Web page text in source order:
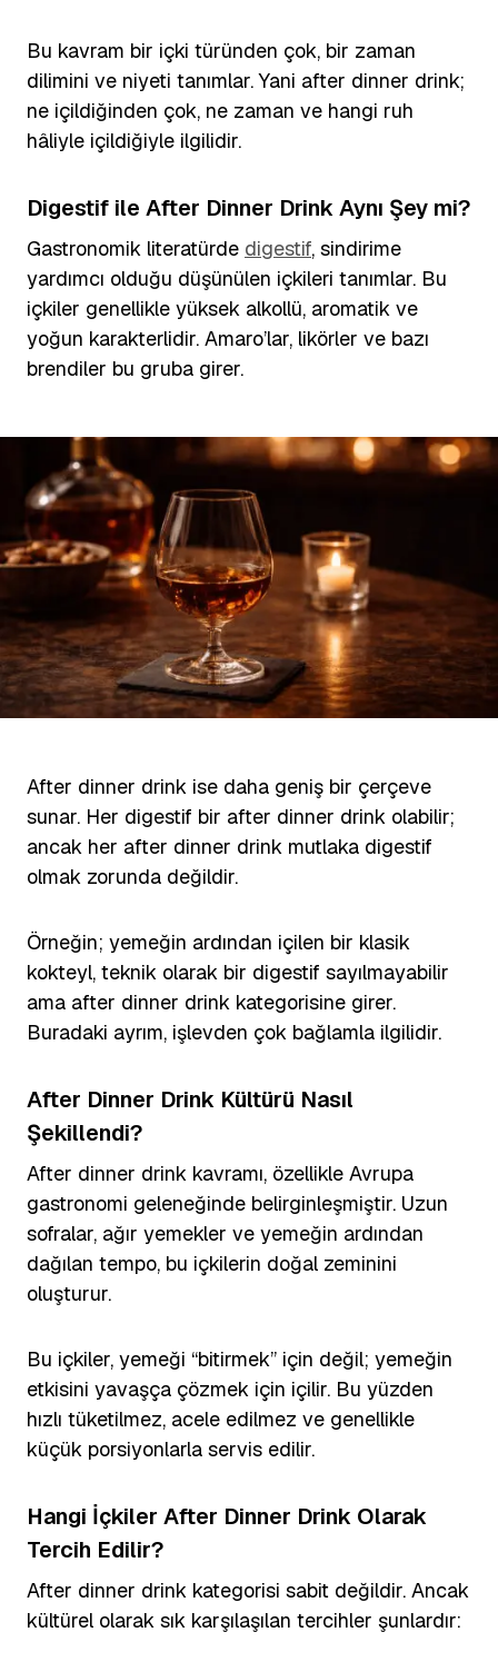
Bu kavram bir içki türünden çok, bir zaman
dilimini ve niyeti tanımlar. Yani after dinner drink;
ne içildiğinden çok, ne zaman ve hangi ruh
hâliyle içildiğiyle ilgilidir.
Digestif ile After Dinner Drink Aynı Şey mi?
Gastronomik literatürde digestif, sindirime
yardımcı olduğu düşünülen içkileri tanımlar. Bu
içkiler genellikle yüksek alkollü, aromatik ve
yoğun karakterlidir. Amaro’lar, likörler ve bazı
brendiler bu gruba girer.
After dinner drink ise daha geniş bir çerçeve
sunar. Her digestif bir after dinner drink olabilir;
ancak her after dinner drink mutlaka digestif
olmak zorunda değildir.
Örneğin; yemeğin ardından içilen bir klasik
kokteyl, teknik olarak bir digestif sayılmayabilir
ama after dinner drink kategorisine girer.
Buradaki ayrım, işlevden çok bağlamla ilgilidir.
After Dinner Drink Kültürü Nasıl
Şekillendi?
After dinner drink kavramı, özellikle Avrupa
gastronomi geleneğinde belirginleşmiştir. Uzun
sofralar, ağır yemekler ve yemeğin ardından
dağılan tempo, bu içkilerin doğal zeminini
oluşturur.
Bu içkiler, yemeği “bitirmek” için değil; yemeğin
etkisini yavaşça çözmek için içilir. Bu yüzden
hızlı tüketilmez, acele edilmez ve genellikle
küçük porsiyonlarla servis edilir.
Hangi İçkiler After Dinner Drink Olarak
Tercih Edilir?
After dinner drink kategorisi sabit değildir. Ancak
kültürel olarak sık karşılaşılan tercihler şunlardır: